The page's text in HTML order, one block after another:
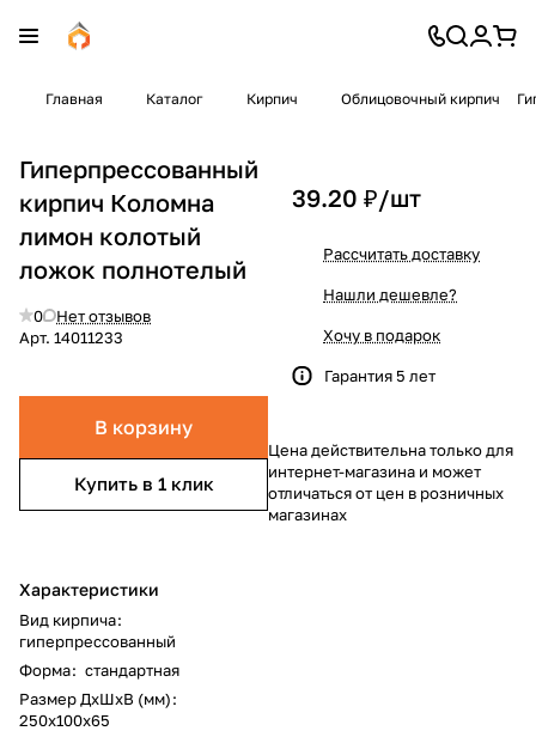
Главная Каталог Кирпич Облицовочный кирпич
Гиперпрессованный
кирпич Коломна
лимон колотый
ложок полнотелый
0
Нет отзывов
Арт. 14011233
В корзину
Купить в 1 клик
Характеристики
Вид кирпича:
гиперпрессованный
Форма: стандартная
Размер ДхШхВ (мм):
250x100x65
39.20 ₽/шт
Рассчитать доставку
Нашли дешевле?
Хочу в подарок
Гарантия 5 лет
Цена действительна только для
интернет-магазина и может
отличаться от цен в розничных
магазинах